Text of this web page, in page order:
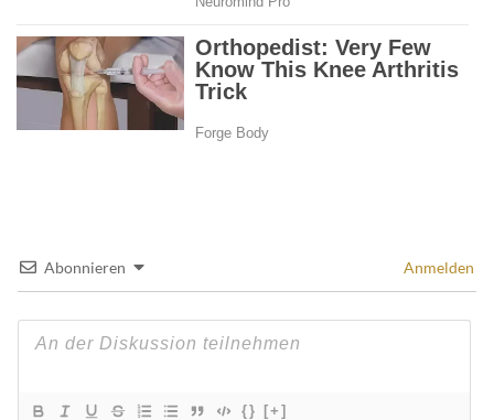
Abonnieren Anmelden
{} [+]